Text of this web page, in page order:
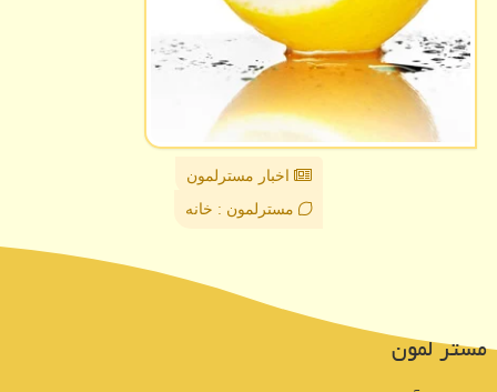
اخبار مسترلمون
مسترلمون : خانه
مستر لمون